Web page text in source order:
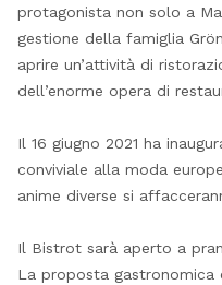
protagonista non solo a
gestione della famiglia
aprire un’attività di
dell’enorme opera di
Il 16 giugno 2021 ha
conviviale alla moda
anime diverse si
Il Bistrot sarà aperto a
La proposta